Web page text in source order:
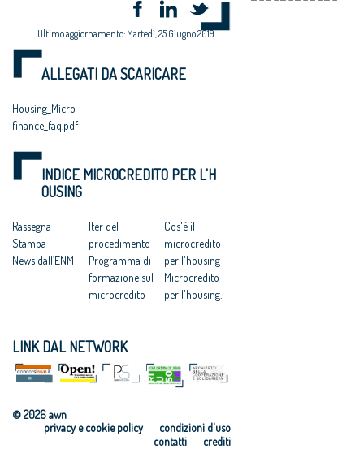
Ultimo aggiornamento: Martedì, 25 Giugno 2019
ALLEGATI DA SCARICARE
Housing_Micro
finance_faq.pdf
INDICE MICROCREDITO PER L'H
OUSING
Rassegna
Stampa
News dall’ENM
Iter del
procedimento
Programma di
formazione sul
microcredito
Cos'è il
microcredito
per l'housing
Microcredito
per l'housing.
LINK DAL NETWORK
© 2026 awn
condizioni d'uso
privacy e cookie policy
crediti
contatti